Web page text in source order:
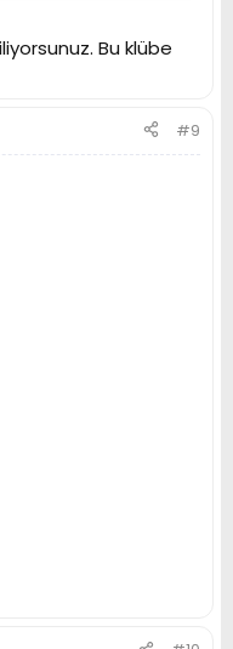
Bu klübe
#9